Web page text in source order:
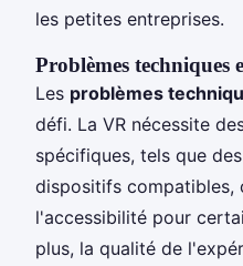
les petites entreprises.
Problèmes techniques
Les problèmes
défi. La VR nécessite
spécifiques, tels que
dispositifs compatibles,
l'accessibilité pour
plus, la qualité de